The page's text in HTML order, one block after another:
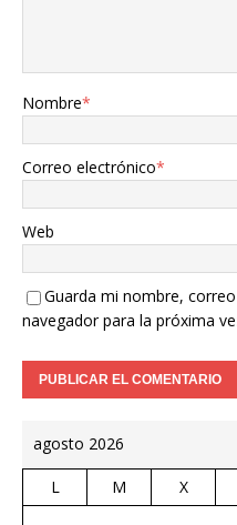
Nombre*
Correo electrónico*
Web
Guarda mi nombre,
navegador para la próxima
agosto 2026
L M X